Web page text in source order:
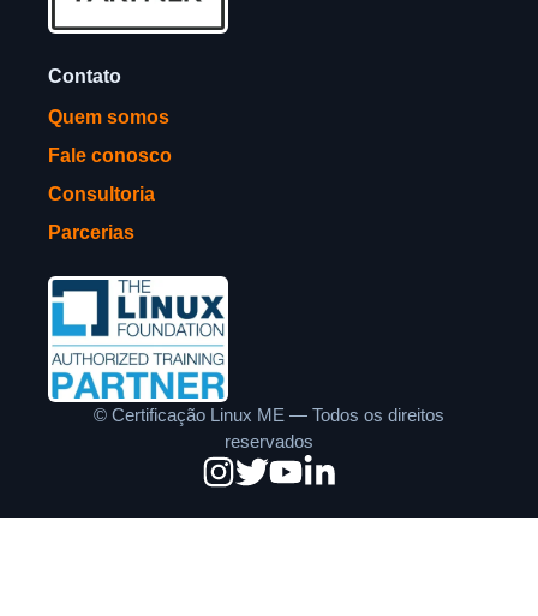
Contato
Quem somos
Fale conosco
Consultoria
Parcerias
© Certificação Linux ME — Todos os direitos
reservados